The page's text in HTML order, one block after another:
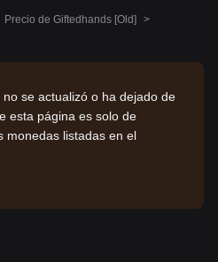
Precio de Giftedhands [Old]
>
se actualizó o ha dejado de
esta página es solo de
monedas listadas en el